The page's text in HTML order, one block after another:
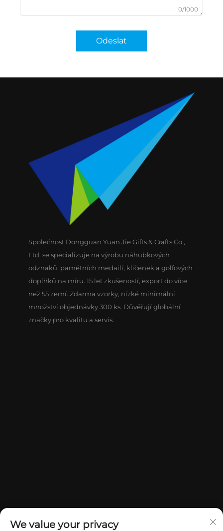
0/1000
Odeslat
Společnost Dongguan Yuan Jie Gifts & Crafts Co.,
Ltd. se specializuje na výrobu náhubkových
odznaků, pamětních medailí, klíčenek a golfových
doplňků na míru. 15 let zkušeností, export do více
než 55 zemí. Zdarma vzorky, nízké minimální
množství objednávky 300 ks. Důvěřují globální
značky pro kvalitu a servis.
We value your privacy